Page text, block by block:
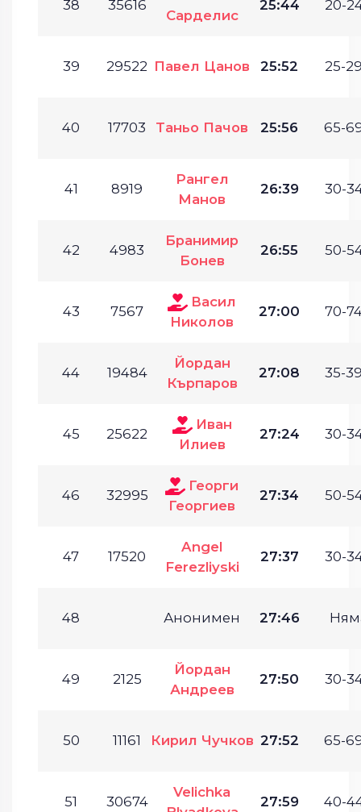
38 35616
Сарделис
25:44 20-
39 29522 Павел Цанов 25:52 25-
40 17703 Таньо Пачов 25:56 65-
41 8919
Рангел
Манов
26:39 30-
42 4983
Бранимир
Бонев
26:55 50-
43 7567
Васил
Николов
27:00 70-
44 19484
Йордан
Кърпаров
27:08 35-
45 25622
Иван
Илиев
27:24 30-
46 32995
Георги
Георгиев
27:34 50-
47 17520
Angel
Ferezliyski
27:37 30-
48 Анонимен 27:46
49 2125
Йордан
Андреев
27:50 30-
50 11161 Кирил Чучков 27:52 65-
51 30674
Velichka
27:59 40-